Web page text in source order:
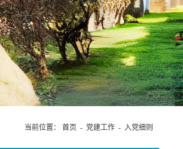
办
当前位置： 首页 - 党建工作- 入党细则